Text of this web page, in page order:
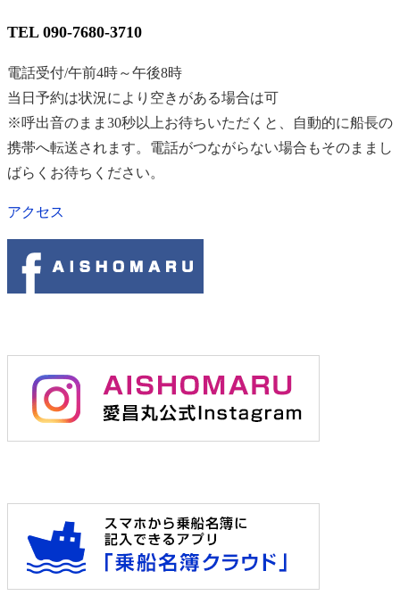
TEL 090-7680-3710
電話受付/午前4時～午後8時
当日予約は状況により空きがある場合は可
※呼出音のまま30秒以上お待ちいただくと、自動的に船長の
携帯へ転送されます。電話がつながらない場合もそのままし
ばらくお待ちください。
アクセス